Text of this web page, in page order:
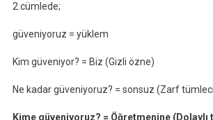
2.cümlede;
güveniyoruz = yüklem
Kim güveniyor? = Biz (Gizli özne)
Ne kadar güveniyoruz? = sonsuz (Zarf
Kime güveniyoruz? = Öğretmenine (Dolaylı